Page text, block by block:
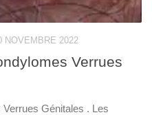
NOVEMBRE 2022
Verrues
Génitales . Les